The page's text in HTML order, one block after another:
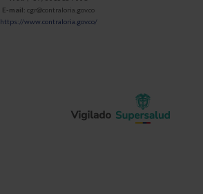
E-mail: cgr@contraloria.gov.co
https://www.contraloria.gov.co/